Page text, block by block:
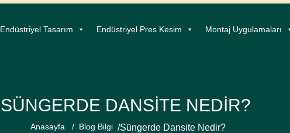
Endüstriyel Tasarım Endüstriyel Pres Kesim Montaj Uygulamaları
SÜNGERDE DANSITE NEDIR?
Anasayfa / Blog Bilgi /Süngerde Dansite Nedir?